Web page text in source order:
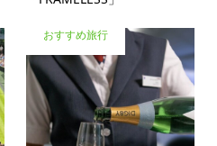
おすすめ旅行